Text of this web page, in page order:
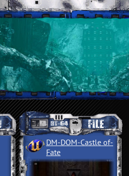
DM-DOM-Castle of­
Fate